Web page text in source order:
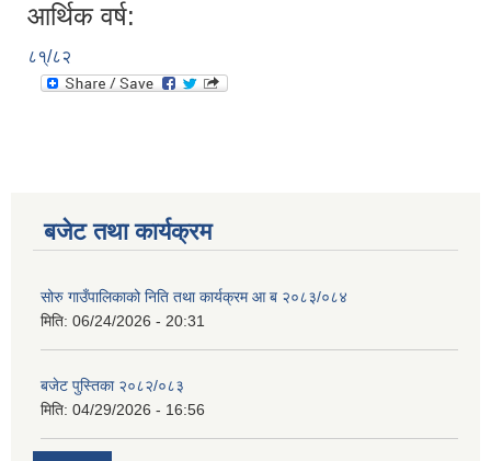
आर्थिक वर्ष:
८१्/८२
बजेट तथा कार्यक्रम
सोरु गाउँपालिकाको निति तथा कार्यक्रम आ ब २०८३/०८४
मिति: 06/24/2026 - 20:31
बजेट पुस्तिका २०८२/०८३
मिति: 04/29/2026 - 16:56